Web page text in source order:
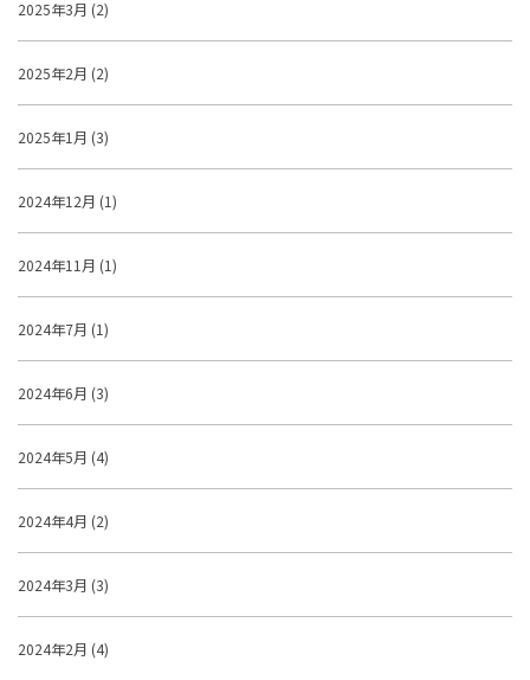
2025年3月 (2)
2025年2月 (2)
2025年1月 (3)
2024年12月 (1)
2024年11月 (1)
2024年7月 (1)
2024年6月 (3)
2024年5月 (4)
2024年4月 (2)
2024年3月 (3)
2024年2月 (4)